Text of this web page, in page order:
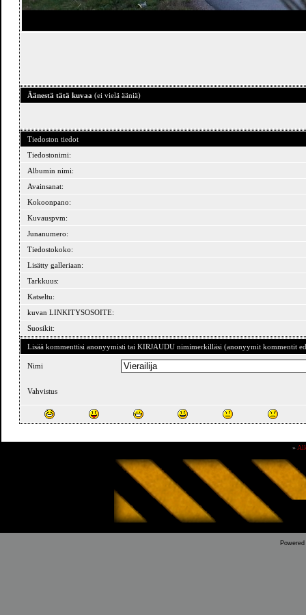
Äänestä tätä kuvaa (ei vielä ääniä)
Tiedoston tiedot
Tiedostonimi:
Albumin nimi:
Avainsanat:
Kokoonpano:
Kuvauspvm:
Junanumero:
Tiedostokoko:
Lisätty galleriaan:
Tarkkuus:
Katseltu:
kuvan LINKITYSOSOITE:
Suosikit:
Lisää kommenttisi anonyymisti tai KIRJAUDU nimimerkilläsi (anonyymit kommentit
Nimi
Vahvistus
»